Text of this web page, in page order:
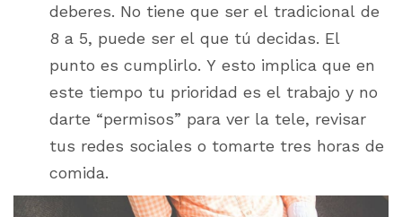
deberes. No tiene que ser el tradicional de
8 a 5, puede ser el que tú decidas. El
punto es cumplirlo. Y esto implica que en
este tiempo tu prioridad es el trabajo y no
darte “permisos” para ver la tele, revisar
tus redes sociales o tomarte tres horas de
comida.